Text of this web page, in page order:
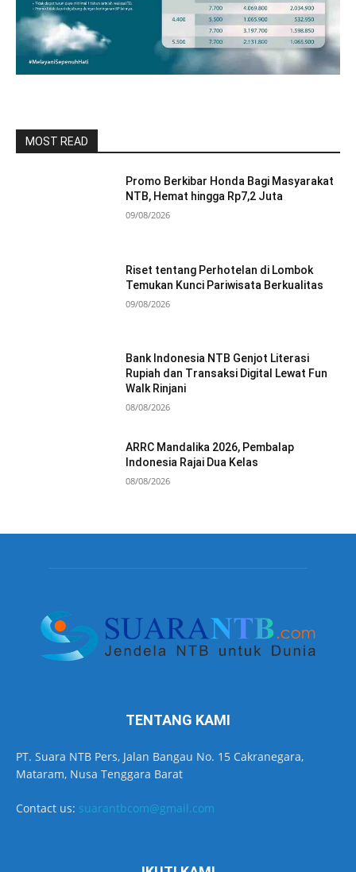
MOST READ
Promo Berkibar Honda Bagi Masyarakat
NTB, Hemat hingga Rp7,2 Juta
09/08/2026
Riset tentang Perhotelan di Lombok
Temukan Kunci Pariwisata Berkualitas
09/08/2026
Bank Indonesia NTB Genjot Literasi
Rupiah dan Transaksi Digital Lewat Fun
Walk Rinjani
08/08/2026
ARRC Mandalika 2026, Pembalap
Indonesia Rajai Dua Kelas
08/08/2026
TENTANG KAMI
PT. Suara NTB Pers, Jalan Bangau No. 15 Cakranegara,
Mataram, Nusa Tenggara Barat
Contact us: suarantbcom@gmail.com